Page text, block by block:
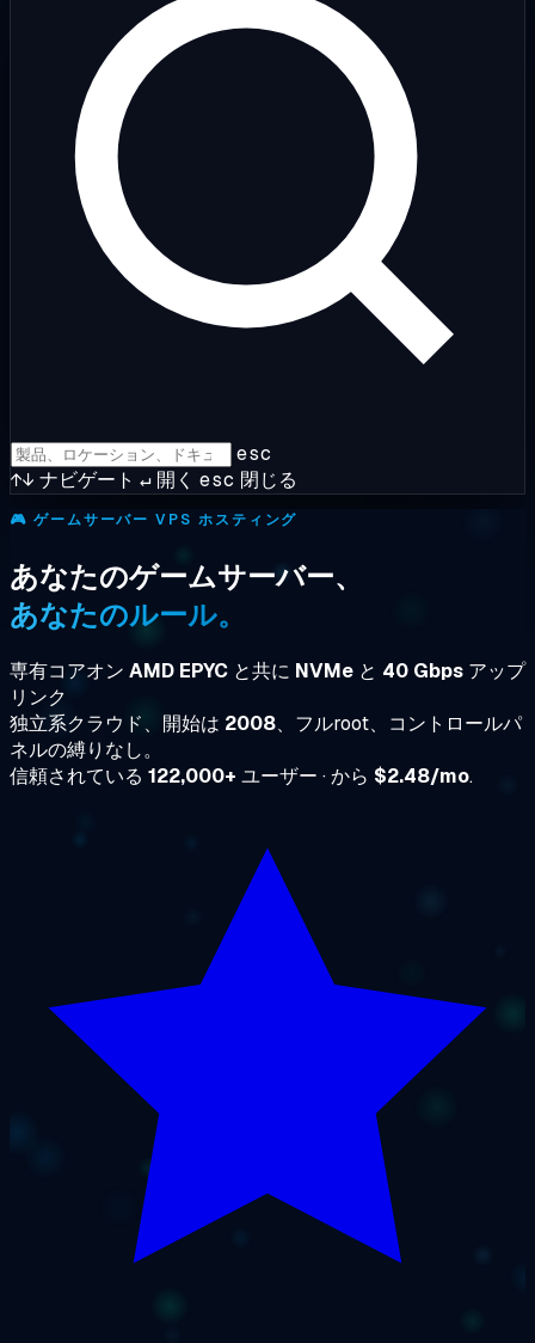
esc
↑↓ ナビゲート ↵ 開く esc 閉じる
🎮 ゲームサーバー VPS ホスティング
あなたのゲームサーバー、
あなたのルール。
専有コアオン AMD EPYC と共に NVMe と 40 Gbps アップ
リンク
独立系クラウド、開始は 2008、フルroot、コントロールパ
ネルの縛りなし。
信頼されている 122,000+ ユーザー · から $2.48/mo.